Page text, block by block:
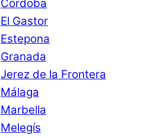
Cordoba
El Gastor
Estepona
Granada
Jerez de la Frontera
Málaga
Marbella
Melegís